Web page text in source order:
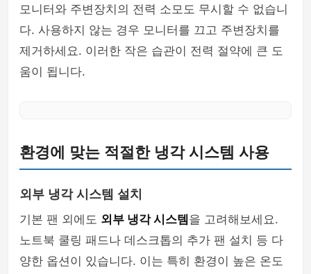
모니터와 주변장치의 전력 소모도 무시할 수 없습니
다. 사용하지 않는 경우 모니터를 끄고 주변장치를
제거하세요. 이러한 작은 습관이 전력 절약에 큰 도
움이 됩니다.
환경에 맞는 적절한 냉각 시스템 사용
외부 냉각 시스템 설치
기본 팬 외에도 외부 냉각 시스템 을 고려해보세요.
노트북 쿨링 패드나 데스크톱의 추가 팬 설치 등 다
양한 옵션이 있습니다. 이는 특히 환경이 높은 온도